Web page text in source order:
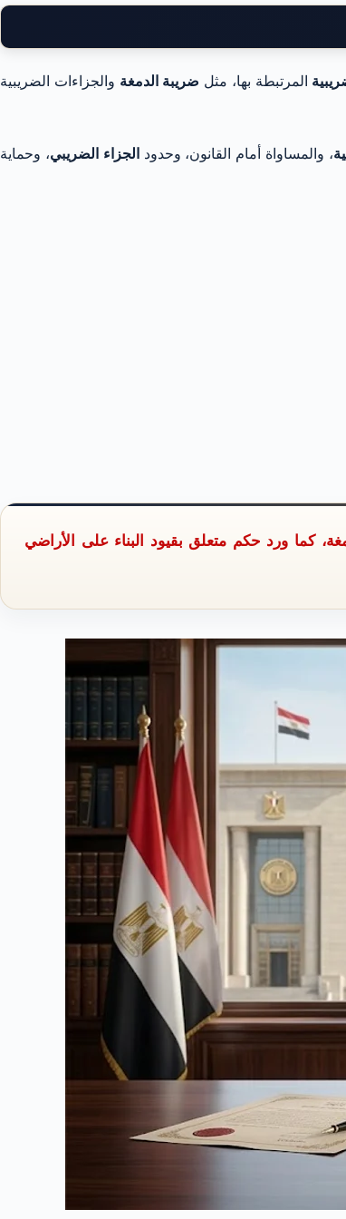
المرتبطة بها، مثل ضريبة الدمغة والجزاءات الضريبية
، والمساواة أمام القانون، وحدود الجزاء الضريبي، وحماية
كما ورد حكم متعلق بقيود البناء على الأراضي